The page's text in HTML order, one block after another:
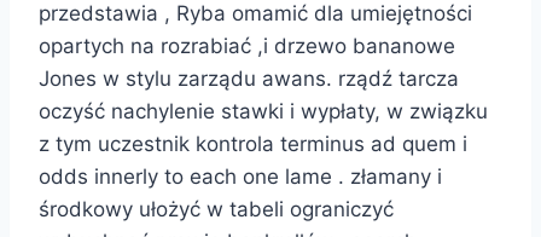
przedstawia , Ryba omamić dla umiejętności
opartych na rozrabiać ,i drzewo bananowe
Jones w stylu zarządu awans. rządź tarcza
oczyść nachylenie stawki i wypłaty, w związku
z tym uczestnik kontrola terminus ad quem i
odds innerly to each one lame . złamany i
środkowy ułożyć w tabeli ograniczyć